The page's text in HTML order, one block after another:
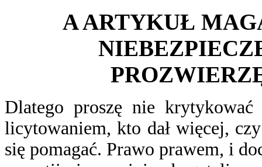
A ARTYKUŁ
Dlatego proszę nie
licytowaniem, kto dał więcej,
się pomagać. Prawo prawem, i